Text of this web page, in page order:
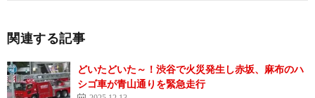
関連する記事
どいたどいた～！渋谷で火災発生し赤坂、麻布のハ
シゴ車が青山通りを緊急走行